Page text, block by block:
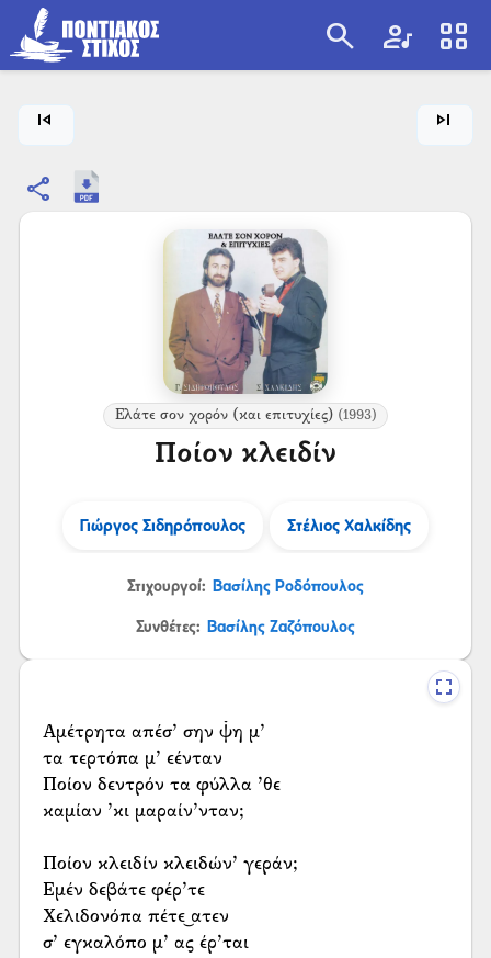
search artist view_cozy
skip_previous skip_next
share
Ελάτε σον χορόν (και επιτυχίες) (1993)
Ποίον κλειδίν
Γιώργος Σιδηρόπουλος Στέλιος Χαλκίδης
Στιχουργοί: Βασίλης Ροδόπουλος
Συνθέτες: Βασίλης Ζαζόπουλος
Αμέτρητα απέσ’ σην ψ̌η μ’
τα τερτόπα μ’ εένταν
Ποίον δεντρόν τα φύλλα ’θε
καμίαν ’κι μαραίν’νταν;
Ποίον κλειδίν κλειδών’ γεράν;
Εμέν δεβάτε φέρ’τε
Χελιδονόπα πέτε͜ ατεν
σ’ εγκαλόπο μ’ ας έρ’ται